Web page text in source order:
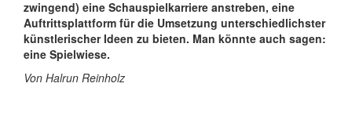
zwingend) eine Schauspielkarriere anstreben, eine
Auftrittsplattform für die Umsetzung unterschiedlichster
künstlerischer Ideen zu bieten. Man könnte auch sagen:
eine Spielwiese.
Von Halrun Reinholz